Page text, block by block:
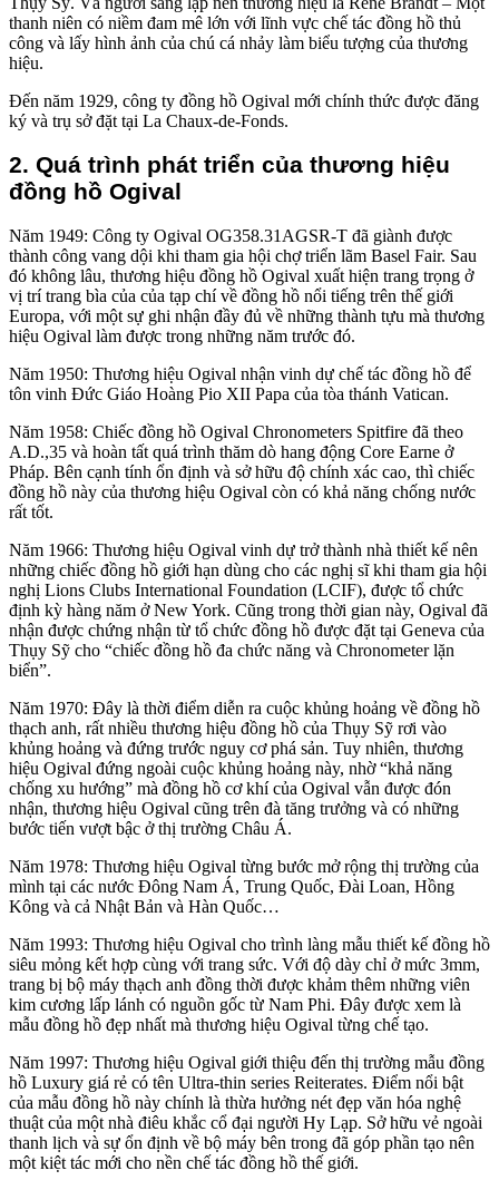
thanh niên có niềm đam mê lớn với lĩnh vực chế tác đồng hồ thủ
công và lấy hình ảnh của chú cá nhảy làm biểu tượng của thương
hiệu.
Đến năm 1929, công ty đồng hồ Ogival mới chính thức được đăng
ký và trụ sở đặt tại La Chaux-de-Fonds.
2. Quá trình phát triển của thương hiệu
đồng hồ Ogival
Năm 1949: Công ty Ogival OG358.31AGSR-T đã giành được
thành công vang dội khi tham gia hội chợ triển lãm Basel Fair. Sau
đó không lâu, thương hiệu đồng hồ Ogival xuất hiện trang trọng ở
vị trí trang bìa của của tạp chí về đồng hồ nổi tiếng trên thế giới
Europa, với một sự ghi nhận đầy đủ về những thành tựu mà thương
hiệu Ogival làm được trong những năm trước đó.
Năm 1950: Thương hiệu Ogival nhận vinh dự chế tác đồng hồ để
tôn vinh Đức Giáo Hoàng Pio XII Papa của tòa thánh Vatican.
Năm 1958: Chiếc đồng hồ Ogival Chronometers Spitfire đã theo
A.D.,35 và hoàn tất quá trình thăm dò hang động Core Earne ở
Pháp. Bên cạnh tính ổn định và sở hữu độ chính xác cao, thì chiếc
đồng hồ này của thương hiệu Ogival còn có khả năng chống nước
rất tốt.
Năm 1966: Thương hiệu Ogival vinh dự trở thành nhà thiết kế nên
những chiếc đồng hồ giới hạn dùng cho các nghị sĩ khi tham gia hội
nghị Lions Clubs International Foundation (LCIF), được tổ chức
định kỳ hàng năm ở New York. Cũng trong thời gian này, Ogival đã
nhận được chứng nhận từ tổ chức đồng hồ được đặt tại Geneva của
Thụy Sỹ cho “chiếc đồng hồ đa chức năng và Chronometer lặn
biển”.
Năm 1970: Đây là thời điểm diễn ra cuộc khủng hoảng về đồng hồ
thạch anh, rất nhiều thương hiệu đồng hồ của Thụy Sỹ rơi vào
khủng hoảng và đứng trước nguy cơ phá sản. Tuy nhiên, thương
hiệu Ogival đứng ngoài cuộc khủng hoảng này, nhờ “khả năng
chống xu hướng” mà đồng hồ cơ khí của Ogival vẫn được đón
nhận, thương hiệu Ogival cũng trên đà tăng trưởng và có những
bước tiến vượt bậc ở thị trường Châu Á.
Năm 1978: Thương hiệu Ogival từng bước mở rộng thị trường của
mình tại các nước Đông Nam Á, Trung Quốc, Đài Loan, Hồng
Kông và cả Nhật Bản và Hàn Quốc…
Năm 1993: Thương hiệu Ogival cho trình làng mẫu thiết kế đồng hồ
siêu mỏng kết hợp cùng với trang sức. Với độ dày chỉ ở mức 3mm,
trang bị bộ máy thạch anh đồng thời được khảm thêm những viên
kim cương lấp lánh có nguồn gốc từ Nam Phi. Đây được xem là
mẫu đồng hồ đẹp nhất mà thương hiệu Ogival từng chế tạo.
Năm 1997: Thương hiệu Ogival giới thiệu đến thị trường mẫu đồng
hồ Luxury giá rẻ có tên Ultra-thin series Reiterates. Điểm nổi bật
của mẫu đồng hồ này chính là thừa hưởng nét đẹp văn hóa nghệ
thuật của một nhà điêu khắc cổ đại người Hy Lạp. Sở hữu vẻ ngoài
thanh lịch và sự ổn định về bộ máy bên trong đã góp phần tạo nên
một kiệt tác mới cho nền chế tác đồng hồ thế giới.